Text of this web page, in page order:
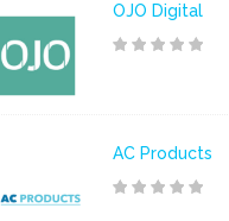
OJO Digital
AC Products